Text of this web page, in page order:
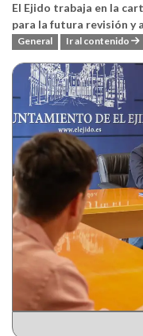
El Ejido trabaja en la
para la futura revisión y
General Ir al contenido